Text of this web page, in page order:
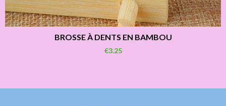
BROSSE À DENTS EN BAMBOU
€3.25